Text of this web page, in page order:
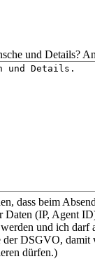
und Details?
dass beim
(IP, Agent
und ich darf
DSGVO, damit
dürfen.)